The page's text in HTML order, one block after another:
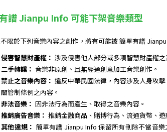
譜 Jianpu Info 可能下架音樂類型
限於下列音樂內容之創作，將有可能被 簡單有譜
侵害智慧財產權： 涉及侵害他人部分或多項智慧財產權之
二手轉讓： 音樂非原創、且無經過創意加工音樂創作。
禁止之音樂內容： 違反中華民國法律，內容涉及人身攻
關管制條例之內容。
非法音樂： 因非法行為而產生、取得之音樂內容。
推銷廣告音樂： 推銷金融商品、賭博行為、流通貨幣、
其他違規： 簡單有譜 Jianpu Info 保留所有刪除不當音